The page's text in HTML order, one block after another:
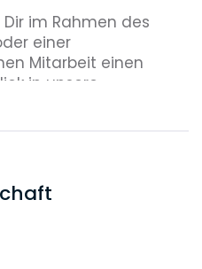
im Rahmen des
einer
Mitarbeit einen
in unsere
und arbeitest -